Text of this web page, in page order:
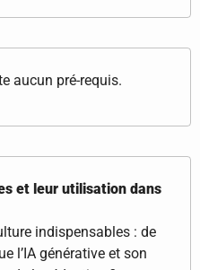
aucun pré-requis.
et leur utilisation dans
indispensables : de
l’IA générative et son